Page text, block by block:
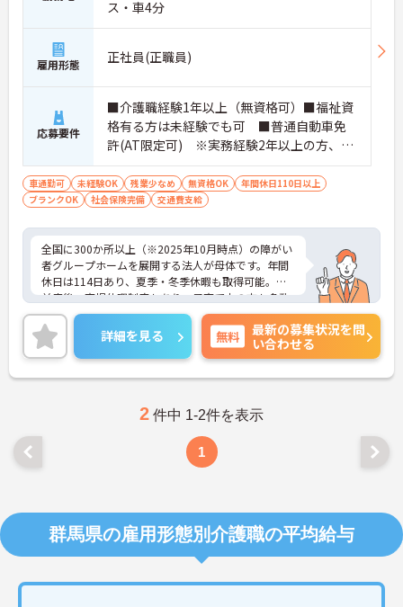
ス・車4分
雇用形態 正社員(正職員)
応募要件
■介護職経験1年以上（無資格可）■福祉資
格有る方は未経験でも可 ■普通自動車免
許(AT限定可) ※実務経験2年以上の方、障
がい者福祉に関する経験をお持ちの方大歓
迎
車通勤可 未経験OK 残業少なめ 無資格OK
年間休日110日以上
ブランクOK
社会保険完備 交通費支給
全国に300か所以上（※2025年10月時点）の障がい
者グループホームを展開する法人が母体です。年間
休日は114日あり、夏季・冬季休暇も取得可能。産
前産後・育児休暇制度もあり、子育て中の方も多数
活躍中で、ワークライフバランスを大切にしながら
働ける環境が整っています。研修制度や外部勉強会
の受講支援もあり、スキルアップもしっかりサポー
ト。将来的には管理者やエリアマネージャーへのキ
ャリアアップも目指せます。20代から60代まで幅広
の職場です。介護経験を活かしたい方、福祉の資格
をお持ちの方、安定した法人でキャリアを築きたい
プの道筋が用意されています。急成長中の企業であ
るためポストも豊富にあり、専門性を高めながらマ
ネジメント職への挑戦も視野に入れていただけま
・年間休日114日、残業月平均10時間程度という就
詳細を見る 無料
最新の募集状況を問
い合わせる
2 件中 1-2件を表示
1
群馬県の雇用形態別介護職の平均給与